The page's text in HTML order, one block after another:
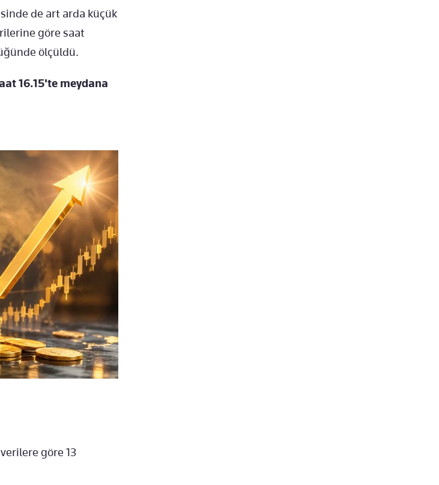
de art arda küçük
göre saat
ölçüldü.
16.15'te meydana
göre 13